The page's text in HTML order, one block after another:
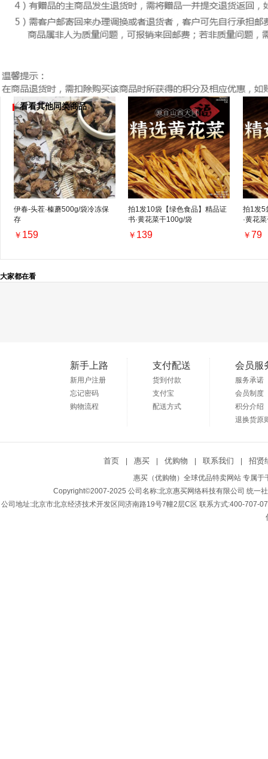
看看其他同类商品
伊春-头茬·榛蘑500g/袋冷冻保
存
￥ 159
拍1发10袋【绿色食品】精品证
书·黄花菜干100g/袋
￥ 139
拍1发5
·黄花
￥ 79
大家都在看
新手上路
新用户注册
忘记密码
购物流程
支付配送
货到付款
支付宝
配送方式
会员服
服务承诺
会员制度
积分介绍
退换货原
首页 惠买 优购物 联系我们 招贤
惠买（优购物）全球优品特卖网站 专属
Copyright©2007-2025 公司名称:北京惠买网络科技有限公司 统一
公司地址:北京市北京经济技术开发区同济南路19号7幢2层C区 联系方式:400-707-